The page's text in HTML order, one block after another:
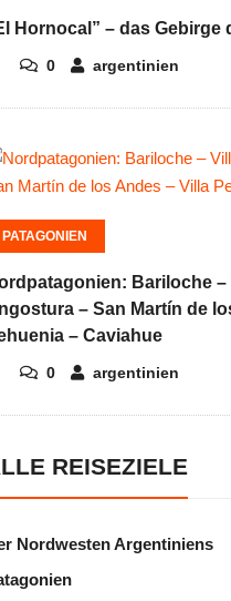
Hornocal” – das Gebirge
0 argentinien
PATAGONIEN
Bariloche –
– San Martín de
– Caviahue
0 argentinien
REISEZIELE
Nordwesten Argentiniens